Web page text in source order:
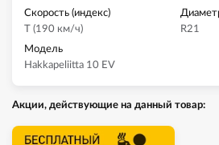
Скорость (индекс)
T (190 км/ч)
R21
Модель
Hakkapeliitta 10 EV
Акции, действующие на данный товар: